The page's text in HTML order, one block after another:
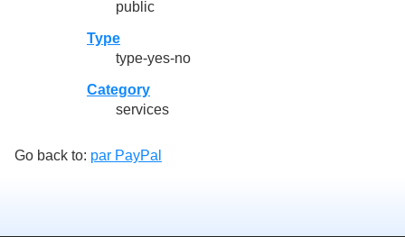
public
Type
type-yes-no
Category
services
Go back to: par PayPal